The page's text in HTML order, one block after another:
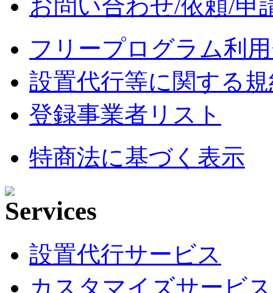
お問い合わせ/依頼/申
フリープログラム利
設置代行等に関する
登録事業者リスト
特商法に基づく表示
設置代行サービス
カスタマイズサービス